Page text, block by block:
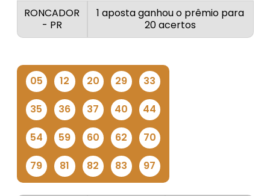
RONCADOR
- PR
1 aposta ganhou o prêmio para
20 acertos
05 12 20 29 33
35 36 37 40 44
54 59 60 62 70
79 81 82 83 97